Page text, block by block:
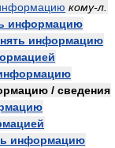
кому-л.
информацию
информацию
/ сведения
информацию